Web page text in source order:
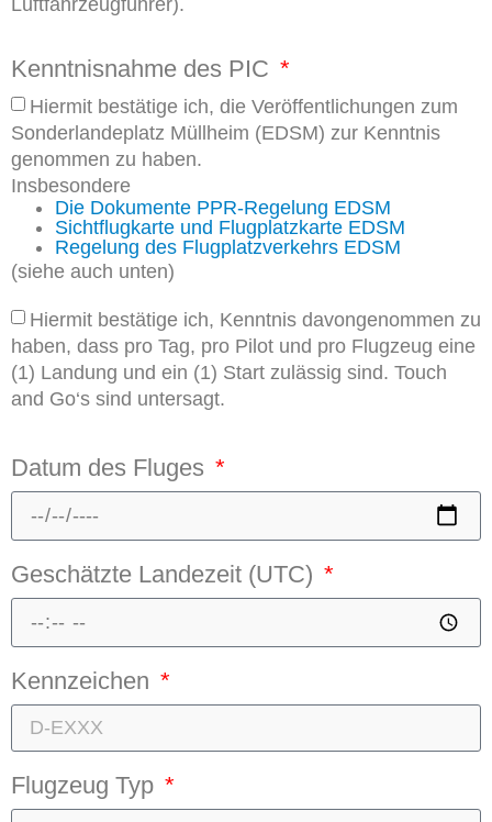
Kenntnisnahme des PIC
Hiermit bestätige ich, die Veröffentlichungen zum
Sonderlandeplatz Müllheim (EDSM) zur Kenntnis
genommen zu haben.
Insbesondere
Die Dokumente PPR-Regelung EDSM
Sichtflugkarte und Flugplatzkarte EDSM
Regelung des Flugplatzverkehrs EDSM
(siehe auch unten)
Hiermit bestätige ich, Kenntnis davongenommen zu
haben, dass pro Tag, pro Pilot und pro Flugzeug eine
(1) Landung und ein (1) Start zulässig sind. Touch
and Go‘s sind untersagt.
Datum des Fluges
Geschätzte Landezeit (UTC)
Kennzeichen
Flugzeug Typ